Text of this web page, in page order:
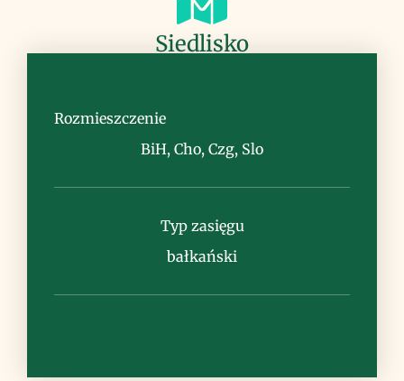
Siedlisko
Uwagi
Rozmieszczenie
BiH, Cho, Czg, Slo
Typ zasięgu
bałkański